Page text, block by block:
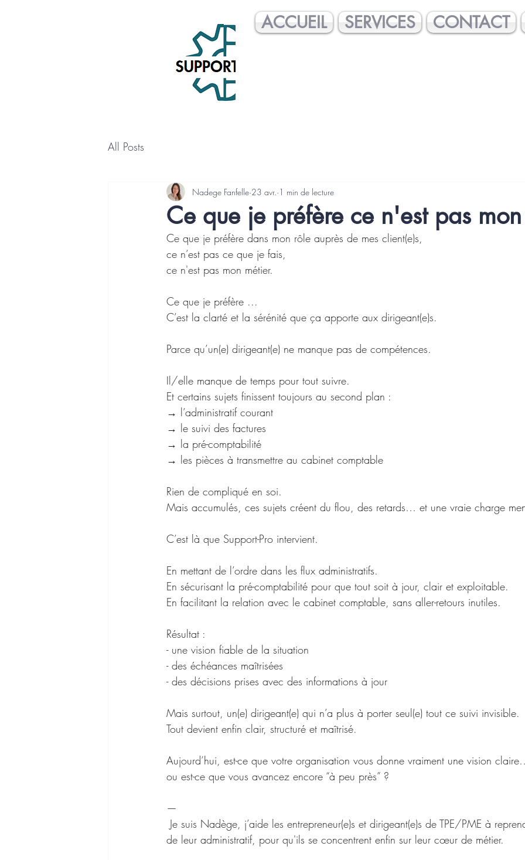
ACCUEIL SERVICES CONTACT
All Posts
Ce que je préfère ce n'est pas
Nadege Fanfelle 23 avr. 1 min de lecture
Ce que je préfère dans mon rôle auprès de mes client(e)s,
ce n’est pas ce que je fais,
ce n'est pas mon métier.
Ce que je préfère ...
C’est la clarté et la sérénité que ça apporte aux dirigeant(e)s.
Parce qu’un(e) dirigeant(e) ne manque pas de compétences.
Il/elle manque de temps pour tout suivre.
Et certains sujets finissent toujours au second plan :
→ l’administratif courant
→ le suivi des factures
→ la pré-comptabilité
→ les pièces à transmettre au cabinet comptable
Rien de compliqué en soi.
Mais accumulés, ces sujets créent du flou, des retards… et une vraie charge
C’est là que Support-Pro intervient.
En mettant de l’ordre dans les flux administratifs.
En sécurisant la pré-comptabilité pour que tout soit à jour, clair et exploitable.
En facilitant la relation avec le cabinet comptable, sans aller-retours inutiles.
Résultat :
- une vision fiable de la situation
- des échéances maîtrisées
- des décisions prises avec des informations à jour
Mais surtout, un(e) dirigeant(e) qui n’a plus à porter seul(e) tout ce suivi invisible.
Tout devient enfin clair, structuré et maîtrisé.
Aujourd’hui, est-ce que votre organisation vous donne vraiment une vision
ou est-ce que vous avancez encore “à peu près” ?
—
de leur administratif, pour qu'ils se concentrent enfin sur leur cœur de métier.